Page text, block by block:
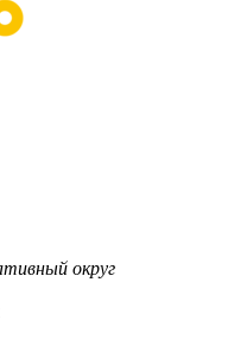
округ